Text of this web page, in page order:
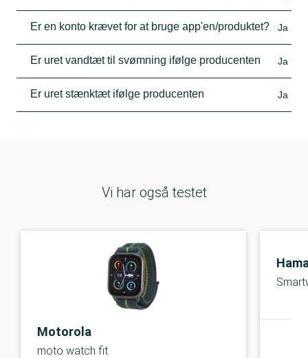
Er en konto krævet for at bruge app'en/produktet? Ja
Er uret vandtæt til svømning ifølge producenten Ja
Er uret stænktæt ifølge producenten Ja
Vi har også testet
Motorola
moto watch fit